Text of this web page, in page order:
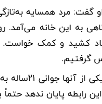
مرد همسایه
این خانه می‌آمد.
کشید و کمک
گرفتیم.
بررسی‌های پلیس
رابطه پایان ندهد حتماً